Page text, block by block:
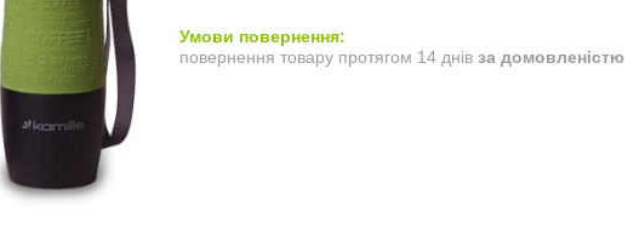
повернення товару протягом 14 днів за домовленістю